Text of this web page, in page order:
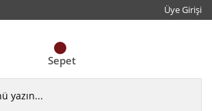
Üye Girişi
Sepet